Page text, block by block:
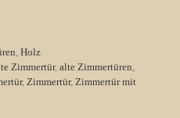
Holz
Zimmertür, alte Zimmertüren
, Zimmertür, Zimmertür mit